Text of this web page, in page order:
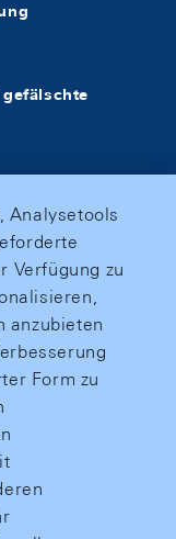
Analysetools
Verfügung zu
anzubieten
Form zu